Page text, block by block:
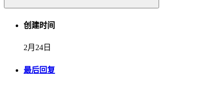
创建时间
2月24日
最后回复